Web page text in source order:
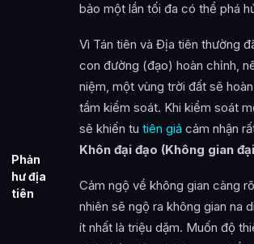
Phản
hư địa
tiên
bảo một lần tối đa có thể phá
Vì Tán tiên và Địa tiên thường
con đường (đạo) hoàn chỉnh,
niệm, một vùng trời đất sẽ
tầm kiểm soát. Khi kiểm soát
sẽ khiến tu tiên giả cảm nhận
Khôn đại đạo (Không gian
Cảm ngộ về không gian càng
nhiên sẽ ngộ ra không gian na
ít nhất là triệu dặm. Muốn độ